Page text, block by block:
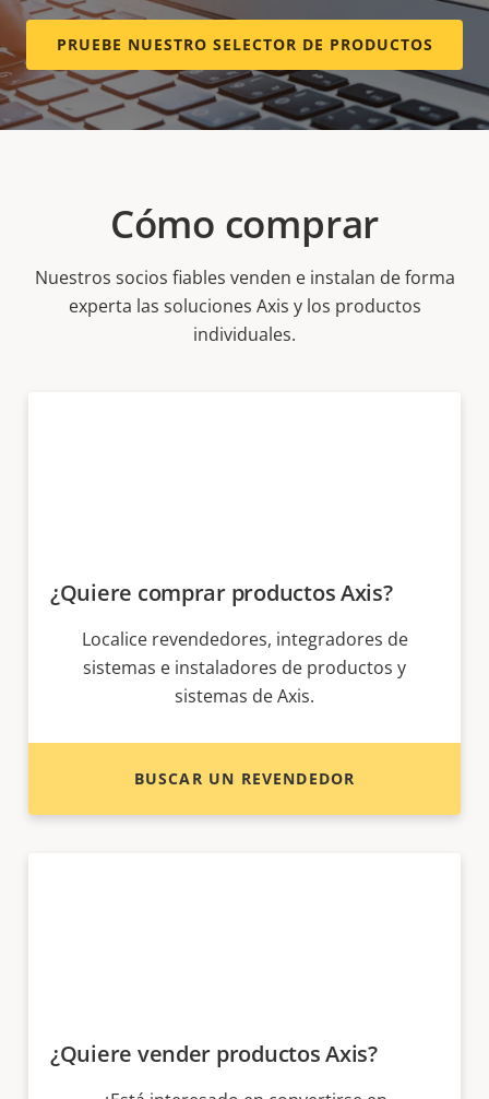
PRUEBE NUESTRO SELECTOR DE PRODUCTOS
Cómo comprar
Nuestros socios fiables venden e instalan de forma
experta las soluciones Axis y los productos
individuales.
¿Quiere comprar productos Axis?
Localice revendedores, integradores de
sistemas e instaladores de productos y
sistemas de Axis.
BUSCAR UN REVENDEDOR
¿Quiere vender productos Axis?